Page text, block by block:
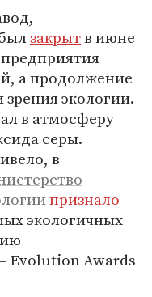
закрытв июне
а продолжение
экологии.
в атмосферу
серы.
в
признало
экологичных
Evolution Awards